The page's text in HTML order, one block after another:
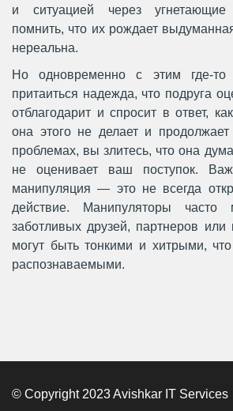
и ситуацией через
помнить, что их рождает
нереальна.
Но одновременно с этим где-то
притаиться надежда, что подруга
отблагодарит и спросит в ответ,
она этого не делает и
проблемах, вы злитесь, что она
не оценивает ваш поступок.
манипуляция — это не всегда
действие. Манипуляторы часто
заботливых друзей, партнеров или
могут быть тонкими и хитрыми,
распознаваемыми.
© Copyright 2023 Avishkar IT Services